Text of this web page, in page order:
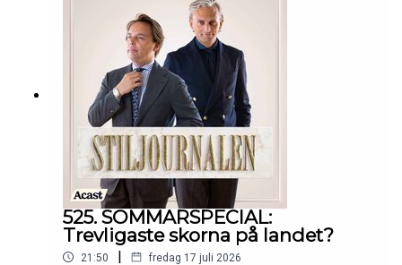
525. SOMMARSPECIAL:
Trevligaste skorna på landet?
21:50 | fredag 17 juli 2026